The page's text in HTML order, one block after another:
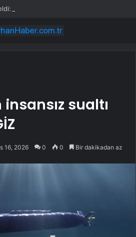
Tabela değişti
sualtı
16, 2026 0 0 Bir dakikadan az